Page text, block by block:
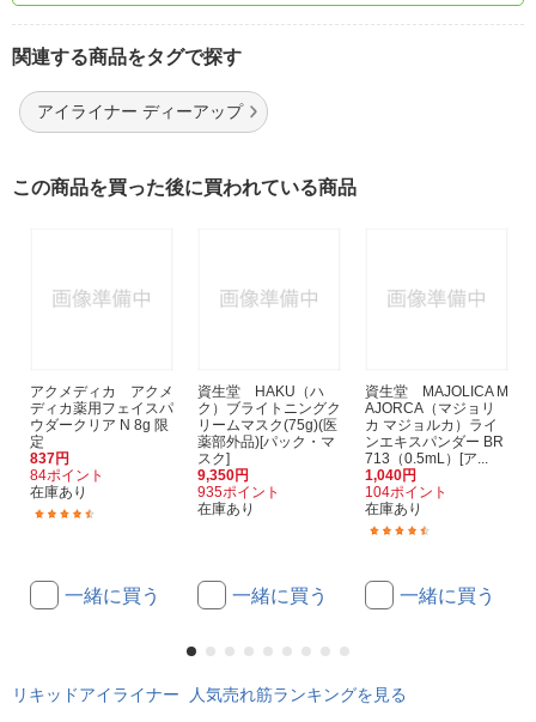
関連する商品をタグで探す
アイライナー ディーアップ
この商品を買った後に買われている商品
アクメディカ アクメ
ディカ薬用フェイスパ
ウダークリア N 8g 限
定
837円
84ポイント
在庫あり
一緒に買う
資生堂 HAKU（ハ
ク）ブライトニングク
リームマスク(75g)(医
薬部外品)[パック・マ
スク]
9,350円
935ポイント
在庫あり
一緒に買う
資生堂 MAJOLICA M
AJORCA（マジョリ
カ マジョルカ）ライ
ンエキスパンダー BR
713（0.5mL）[ア...
1,040円
104ポイント
在庫あり
一緒に買う
リキッドアイライナー 人気売れ筋ランキングを見る